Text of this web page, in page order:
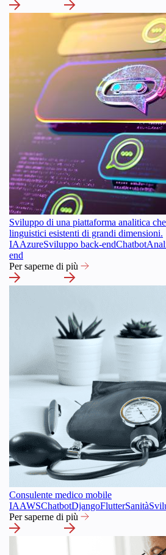
Sviluppo di una piattaforma analitica
linguistici esistenti di grandi dimensioni.
IAAzureSviluppo back-endChatbot
end
Per saperne di più
Consulente medico mobile
IAAWSChatbotDjangoFlutterSanità
Per saperne di più